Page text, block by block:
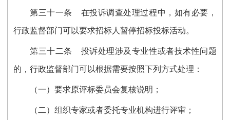
第三十一条 在投诉调查处理过程中，如有必要，
行政监督部门可以要求招标人暂停招标投标活动。
第三十二条 投诉处理涉及专业性或者技术性问题
的，行政监督部门可以根据需要按照下列方式处理：
（一）要求原评标委员会复核说明；
（二）组织专家或者委托专业机构进行评审；